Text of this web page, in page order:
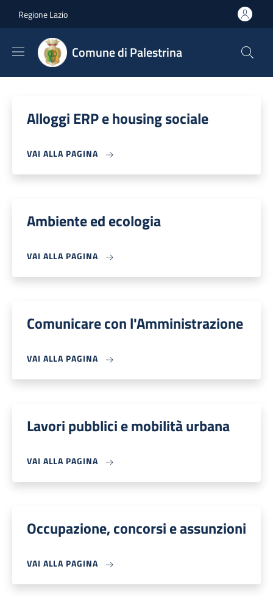
Regione Lazio
Comune di Palestrina
Alloggi ERP e housing sociale
VAI ALLA PAGINA
Ambiente ed ecologia
VAI ALLA PAGINA
Comunicare con l'Amministrazione
VAI ALLA PAGINA
Lavori pubblici e mobilità urbana
VAI ALLA PAGINA
Occupazione, concorsi e assunzioni
VAI ALLA PAGINA